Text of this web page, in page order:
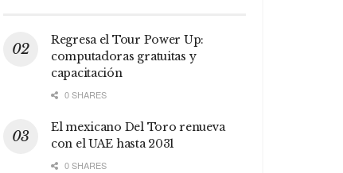
Regresa el Tour Power Up:
computadoras gratuitas y
capacitación
0 SHARES
El mexicano Del Toro renueva
con el UAE hasta 2031
0 SHARES